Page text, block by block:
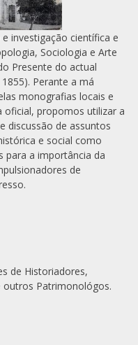
investigação científica e
Sociologia e Arte
Presente do actual
Perante a má
monografias locais e
oficial, propomos utilizar a
discussão de assuntos
e social como
para a importância da
de
de Historiadores,
outros Patrimonológos.